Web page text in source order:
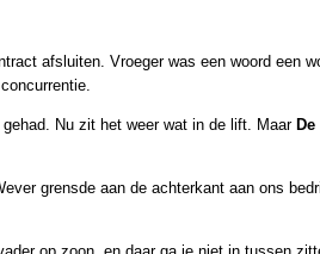
afsluiten. Vroeger was een woord een
Nu zit het weer wat in de lift. Maar De
grensde aan de achterkant aan ons